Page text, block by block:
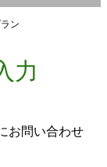
ン
力
お問い合わせ